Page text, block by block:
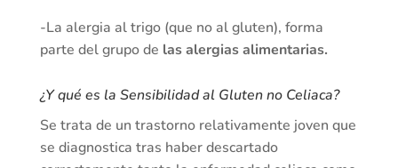
-La alergia al trigo (que no al gluten), forma
parte del grupo de las alergias alimentarias.
¿Y qué es la Sensibilidad al Gluten no Celiaca?
Se trata de un trastorno relativamente joven que
se diagnostica tras haber descartado